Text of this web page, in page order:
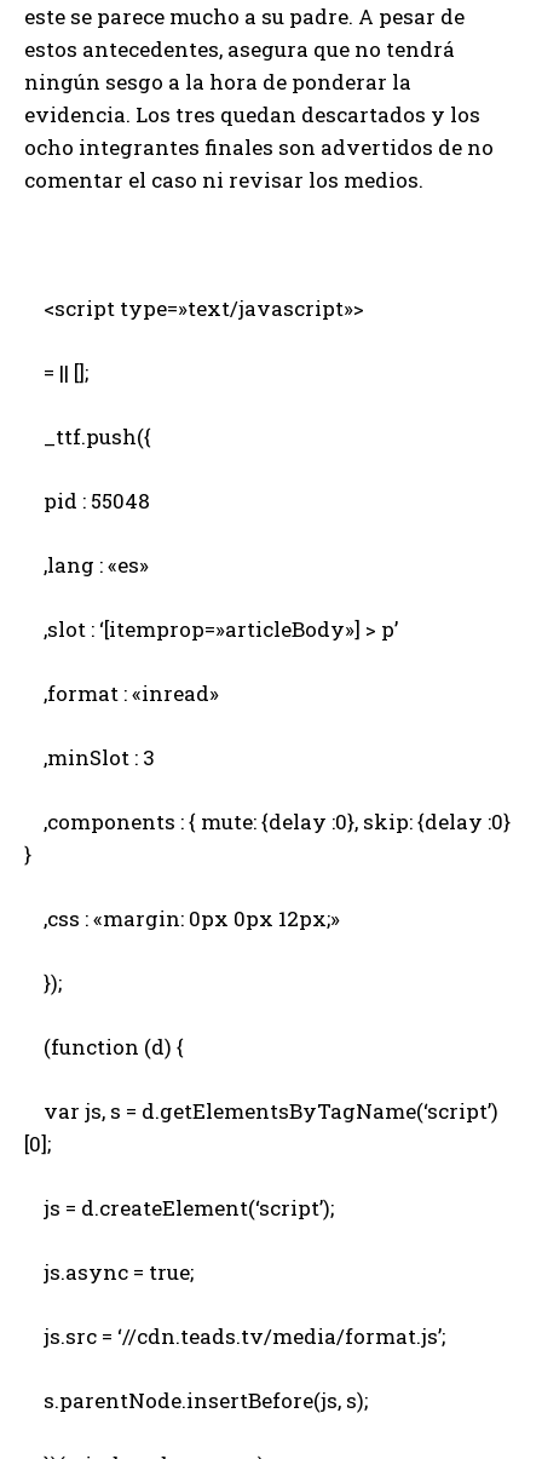
este se parece mucho a su padre. A pesar de
estos antecedentes, asegura que no tendrá
ningún sesgo a la hora de ponderar la
evidencia. Los tres quedan descartados y los
ocho integrantes finales son advertidos de no
comentar el caso ni revisar los medios.
<script type=»text/javascript»>
= || [];
_ttf.push({
pid : 55048
,lang : «es»
,slot : ‘[itemprop=»articleBody»] > p’
,format : «inread»
,minSlot : 3
,components : { mute: {delay :0}, skip: {delay :0}
}
,css : «margin: 0px 0px 12px;»
});
(function (d) {
var js, s = d.getElementsByTagName(‘script’)
[0];
js = d.createElement(‘script’);
js.async = true;
js.src = ‘//cdn.teads.tv/media/format.js’;
s.parentNode.insertBefore(js, s);